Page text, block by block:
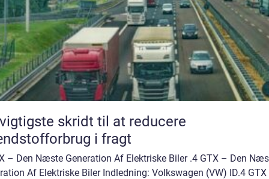
skridt til at reducere
i fragt
– Den Næste Generation Af Elektriske Biler .4 GTX – Den
Af Elektriske Biler Indledning: Volkswagen (VW) ID.4 GTX